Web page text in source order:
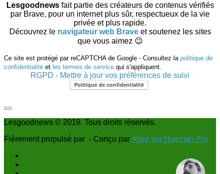
Lesgoodnewsfait partie des créateurs de contenus vérifiés
par Brave, pour un internet plus sûr, respectueux de la vie
privée et plus rapide.
Découvrez le navigateur web Brave et soutenez les sites
que vous aimez 😉
Ce site est protégé par reCAPTCHA de Google - Consultez la politique de
confidentialité et les termes de service qui s'appliquent.
RGPD - Mettre à jour vos préférences de suivi
Lesgoodnews © 2019. Tous droits réservés.
Fièrement propulsé par - Conçu par Allez sur Hueman Pro